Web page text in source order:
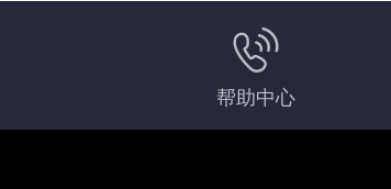
帮助中心